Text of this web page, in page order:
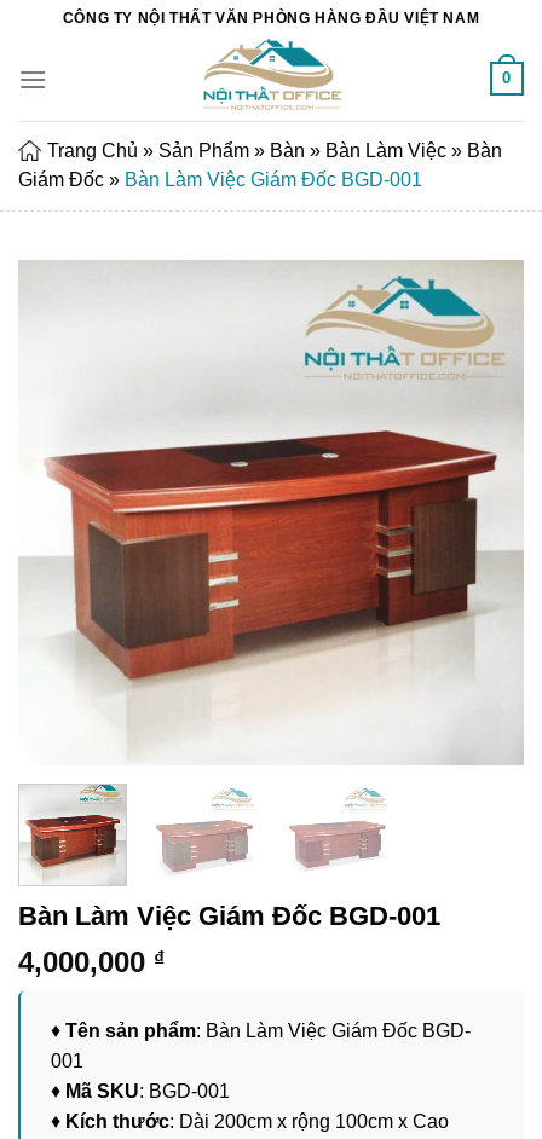
Chuyển
nội
CÔNG TY NỘI THẤT VĂN PHÒNG HÀNG ĐẦU VIỆT NAM
0
Trang Chủ » Sản Phẩm » Bàn » Bàn Làm Việc » Bàn
Giám Đốc » Bàn Làm Việc Giám Đốc BGD-001
Bàn Làm Việc Giám Đốc BGD-001
4,000,000 ₫
♦ Tên sản phẩm: Bàn Làm Việc Giám Đốc BGD-
001
♦ Mã SKU: BGD-001
♦ Kích thước: Dài 200cm x rộng 100cm x Cao